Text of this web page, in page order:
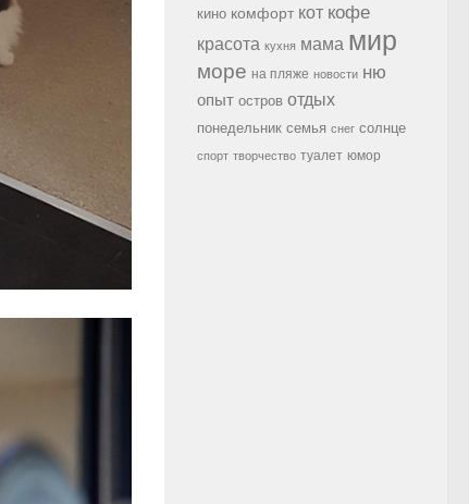
кино комфорт кот кофе
красота кухня мама мир
море на пляже новости ню
опыт остров отдых
понедельник семья снег солнце
спорт творчество туалет юмор